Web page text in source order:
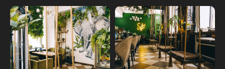
Меню
доставки
О
ресторане